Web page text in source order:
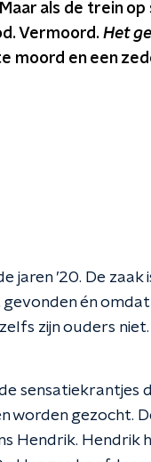
als de trein op
Vermoord. Het
moord en een
jaren ’20. De zaak
én omdat
zijn ouders
sensatiekrantjes
worden gezocht.
Hendrik. Hendrik